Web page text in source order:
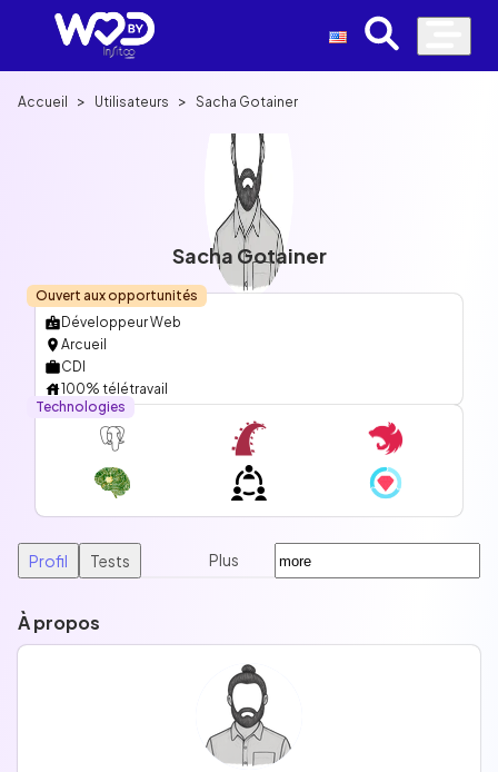
Accueil > Utilisateurs > Sacha Gotainer
Sacha Gotainer
Ouvert aux opportunités
Développeur Web
Arcueil
CDI
100% télétravail
Technologies
Profil Tests Plus
À propos